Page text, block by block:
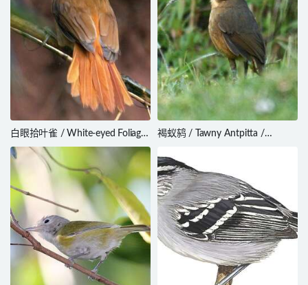
白眼拾叶雀 / White-eyed Foliage-
gleaner / Automolus
leucophthalmus
褐蚁鸫 / Tawny Antpitta /